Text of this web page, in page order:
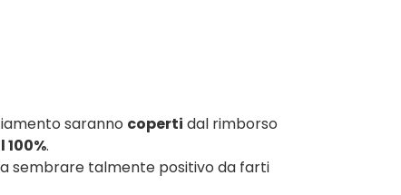
saranno coperti dal rimborso
.
sembrare talmente positivo da farti